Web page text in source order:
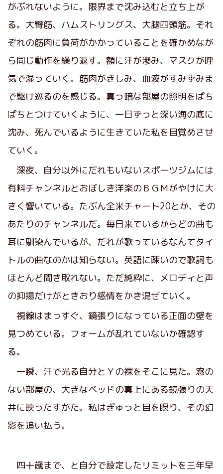
がぶれないように。限界まで沈み込むと立ち上が
る。大臀筋、ハムストリングス、大腿四頭筋。それ
ぞれの筋肉に負荷がかかっていることを確かめなが
ら同じ動作を繰り返す。額に汗が滲み、マスクが呼
気で湿っていく。筋肉がきしみ、血液がすみずみま
で駆け巡るのを感じる。真っ暗な部屋の照明をぱち
ぱちとつけていくように、一日ずっと深い海の底に
沈み、死んでいるように生きていた私を目覚めさせ
ていく。
深夜、自分以外にだれもいないスポーツジムには
有料チャンネルとおぼしき洋楽のＢＧＭがやけに大
きく響いている。たぶん全米チャート20とか、その
あたりのチャンネルだ。毎日来ているからどの曲も
耳に馴染んでいるが、だれが歌っているなんてタイ
トルの曲なのかは知らない。英語に疎いので歌詞も
ほとんど聞き取れない。ただ純粋に、メロディと声
の抑揚だけがときおり感情をかき混ぜていく。
視線はまっすぐ、鏡張りになっている正面の壁を
見つめている。フォームが乱れていないか確認す
る。
一瞬、汗で光る自分とＹの裸をそこに見た。窓の
ない部屋の、大きなベッドの真上にある鏡張りの天
井に映ったすがた。私はぎゅっと目を瞑り、その幻
影を追い払う。
四十歳まで、と自分で設定したリミットを三年早